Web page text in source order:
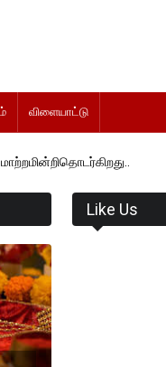
விளையாட்டு
Like Us